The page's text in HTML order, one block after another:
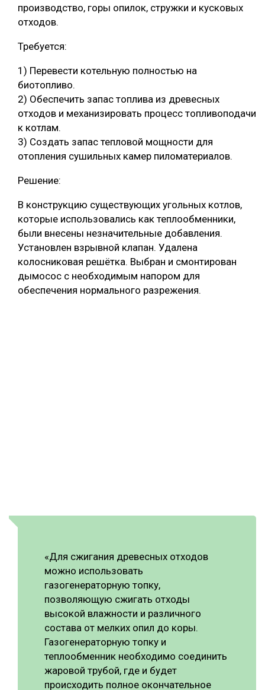
производство, горы опилок, стружки и кусковых
отходов.
Требуется:
1) Перевести котельную полностью на
биотопливо.
2) Обеспечить запас топлива из древесных
отходов и механизировать процесс топливоподачи
к котлам.
3) Создать запас тепловой мощности для
отопления сушильных камер пиломатериалов.
Решение:
В конструкцию существующих угольных котлов,
которые использовались как теплообменники,
были внесены незначительные добавления.
Установлен взрывной клапан. Удалена
колосниковая решётка. Выбран и смонтирован
дымосос с необходимым напором для
обеспечения нормального разрежения.
«Для сжигания древесных отходов
можно использовать
газогенераторную топку,
позволяющую сжигать отходы
высокой влажности и различного
состава от мелких опил до коры.
Газогенераторную топку и
теплообменник необходимо соединить
жаровой трубой, где и будет
происходить полное окончательное